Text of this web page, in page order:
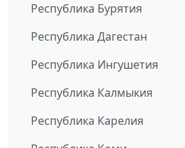
Республика Бурятия
Республика Дагестан
Республика Ингушетия
Республика Калмыкия
Республика Карелия